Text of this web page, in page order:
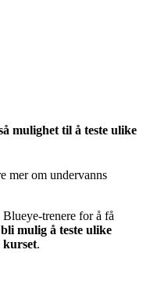
mulighet til å teste ulike
mer om undervanns
trenere for å få
mulig å teste ulike
kurset.